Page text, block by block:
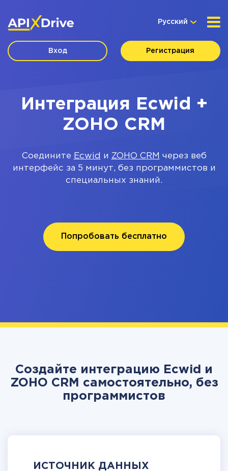
Русский
Вход Регистрация
Интеграция Ecwid +
ZOHO CRM
Соедините Ecwid и ZOHO CRM через веб
интерфейс за 5 минут, без программистов и
специальных знаний.
Попробовать бесплатно
Создайте интеграцию Ecwid и
ZOHO CRM самостоятельно, без
программистов
ИСТОЧНИК ДАННЫХ